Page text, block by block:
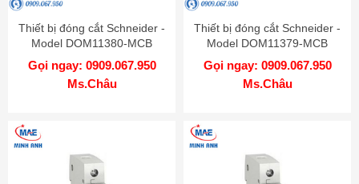
Thiết bị đóng cắt Schneider -
Model DOM11380-MCB
Gọi ngay: 0909.067.950
Ms.Châu
Thiết bị đóng cắt Schneider -
Model DOM11379-MCB
Gọi ngay: 0909.067.950
Ms.Châu